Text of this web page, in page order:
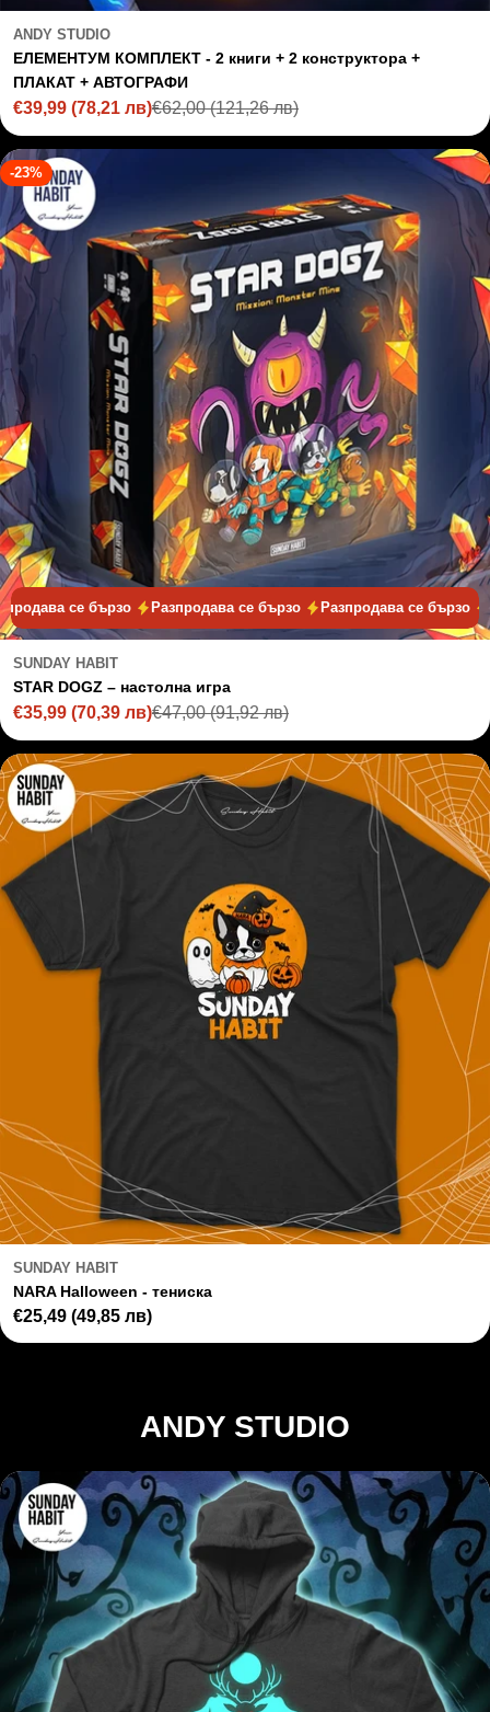
ANDY STUDIO
ЕЛЕМЕНТУМ КОМПЛЕКТ - 2 книги + 2 конструктора +
ПЛАКАТ + АВТОГРАФИ
Sale
price
€39,99 (78,21 лв)
Regular
price
€62,00(121,26 лв)
-23%
се бързо Разпродава се бързо Разпродава се бързо
SUNDAY HABIT
STAR DOGZ – настолна игра
Sale
price
€35,99 (70,39 лв)
Regular
price
€47,00(91,92 лв)
SUNDAY HABIT
NARA Halloween - тениска
Regular
price
€25,49 (49,85 лв)
ANDY STUDIO